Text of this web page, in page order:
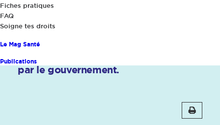
Fiches pratiques
FAQ
Soigne tes droits
Le Mag Santé
Publications
mesures réclamées de longue date par
France Assos Santé enfin annoncées
par le gouvernement.